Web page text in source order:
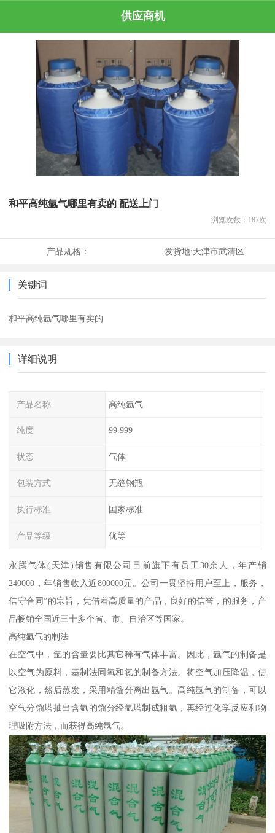
供应商机
和平高纯氩气哪里有卖的 配送上门
浏览次数： 187次
产品规格： 发货地:天津市武清区
关键词
和平高纯氩气哪里有卖的
详细说明
产品名称 高纯氩气
纯度 99.999
状态 气体
包装方式 无缝钢瓶
执行标准 国家标准
产品等级 优等
永腾气体(天津)销售有限公司目前旗下有员工30余人，年产销
240000，年销售收入近800000元。公司一贯坚持用户至上，服务，
信守合同”的宗旨，凭借着高质量的产品，良好的信誉，的服务，产
品畅销全国近三十多个省、市、自治区等国家。
高纯氩气的制法
在空气中，氩的含量要比其它稀有气体丰富。因此，氩气的制备是
以空气为原料，基制法同氧和氮的制备方法。将空气加压降温，使
它液化，然后蒸发，采用精馏分离出氩气。高纯氩气的制备，可以
空气分馏塔抽出含氩的馏分经氩塔制成粗氩，再经过化学反应和物
理吸附方法，而获得高纯氩气。